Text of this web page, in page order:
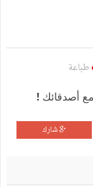
طباعة
أصدقائك !
شارك